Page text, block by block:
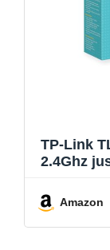
TP-Link
2.4Ghz
LANAmazon